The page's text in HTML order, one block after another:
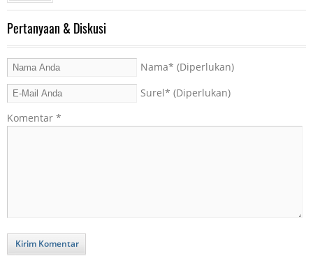
Pertanyaan & Diskusi
Nama* (Diperlukan)
Surel* (Diperlukan)
Komentar *
Kirim Komentar